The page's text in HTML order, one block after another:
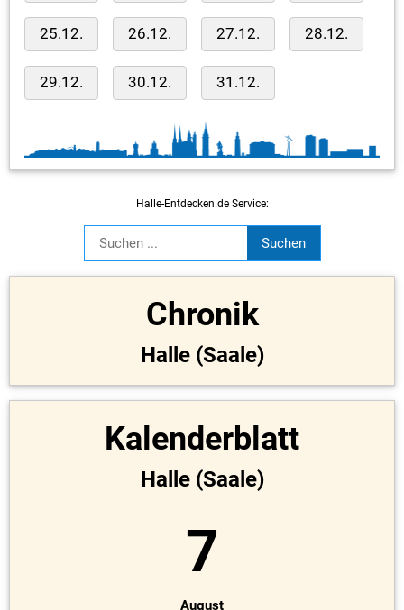
25.12. 26.12. 27.12. 28.12.
29.12. 30.12. 31.12.
Halle-Entdecken.de Service:
Chronik
Halle (Saale)
Kalenderblatt
Halle (Saale)
7
August